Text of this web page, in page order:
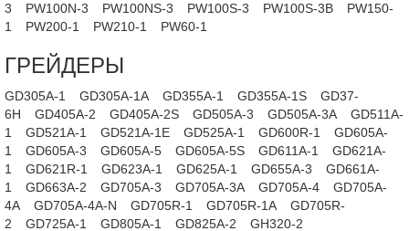
3
PW100N-3 PW100NS-3 PW100S-3 PW100S-3B
PW150-
1
PW200-1 PW210-1 PW60-1
ГРЕЙДЕРЫ
GD305A-1 GD305A-1A GD355A-1 GD355A-1S
GD37-
6H
GD405A-2 GD405A-2S GD505A-3 GD505A-3A
GD511A-
1
GD521A-1 GD521A-1E GD525A-1 GD600R-1
GD605A-
1
GD605A-3 GD605A-5 GD605A-5S GD611A-1
GD621A-
1
GD621R-1 GD623A-1 GD625A-1 GD655A-3
GD661A-
1
GD663A-2 GD705A-3 GD705A-3A GD705A-4
GD705A-
4A
GD705A-4A-N GD705R-1 GD705R-1A
GD705R-
2
GD725A-1 GD805A-1 GD825A-2 GH320-2